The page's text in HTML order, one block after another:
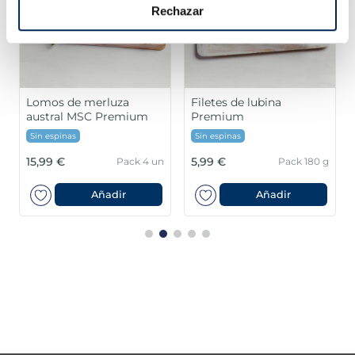
Rechazar
Lomos de merluza
austral MSC Premium
Sin espinas
15,99 € Pack 4 un
Añadir
Filetes de lubina
Premium
Sin espinas
5,99 € Pack 180 g
Añadir